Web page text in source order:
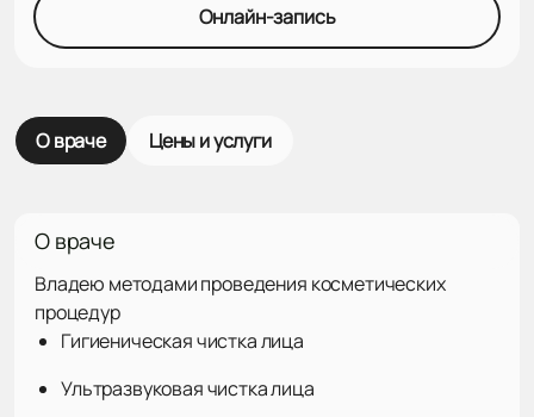
Онлайн-запись
О враче Цены и услуги
О враче
Владею методами проведения косметических
процедур
Гигиеническая чистка лица
Ультразвуковая чистка лица